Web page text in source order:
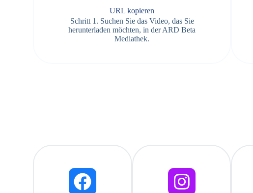
URL kopieren
Schritt 1. Suchen Sie das Video, das Sie
herunterladen möchten, in der ARD Beta
Mediathek.